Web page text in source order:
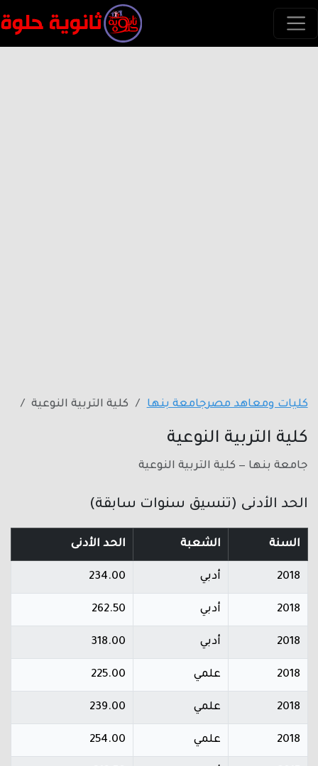
كليات ومعاهد مصرجامعة بنها كلية التربية النوعية
كلية التربية النوعية
جامعة بنها — كلية التربية النوعية
الحد الأدنى (تنسيق سنوات سابقة)
السنة الشعبة الحد الأدنى
2018 أدبي 234.00
2018 أدبي 262.50
2018 أدبي 318.00
2018 علمي 225.00
2018 علمي 239.00
2018 علمي 254.00